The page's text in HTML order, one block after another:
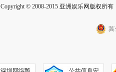
Copyright © 2008-2015 亚洲娱乐网版权所
冀